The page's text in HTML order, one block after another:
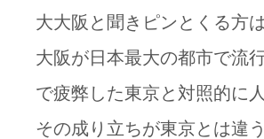
大大阪と聞きピンとくる方
大阪が日本最大の都市で流
で疲弊した東京と対照的に
その成り立ちが東京とは違